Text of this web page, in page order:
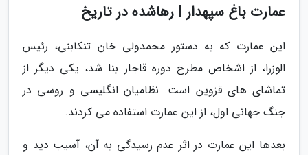
عمارت باغ سپهدار | رهاشده در تاریخ
این عمارت که به دستور محمدولی خان تنکابنی، رئیس
الوزرا، از اشخاص مطرح دوره قاجار بنا شد، یکی دیگر از
تماشای های قزوین است. نظامیان انگلیسی و روسی در
جنگ جهانی اول، از این عمارت استفاده می کردند.
بعدها این عمارت در اثر عدم رسیدگی به آن، آسیب دید و